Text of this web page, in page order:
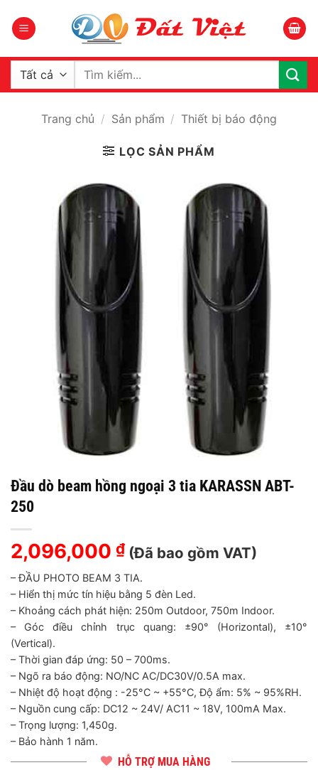
qua
dung
Tìm
Trang chủ / Sản phẩm / Thiết bị báo động
LỌC SẢN PHẨM
Đầu dò beam hồng ngoại 3 tia KARASSN ABT-
250
2,096,000 ₫ (Đã bao gồm VAT)
– ĐẦU PHOTO BEAM 3 TIA.
– Hiển thị mức tín hiệu bằng 5 đèn Led.
– Khoảng cách phát hiện: 250m Outdoor, 750m Indoor.
– Góc điều chỉnh trục quang: ±90° (Horizontal), ±10°
(Vertical).
– Thời gian đáp ứng: 50 – 700ms.
– Ngõ ra báo động: NO/NC AC/DC30V/0.5A max.
– Nhiệt độ hoạt động : -25°C ~ +55°C, Độ ẩm: 5% ~ 95%RH.
– Nguồn cung cấp: DC12 ~ 24V/ AC11 ~ 18V, 100mA Max.
– Trọng lượng: 1,450g.
– Bảo hành 1 năm.
HỖ TRỢ MUA HÀNG